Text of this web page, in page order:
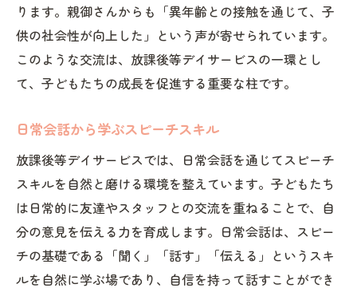
ります。親御さんからも「異年齢との接触を通じて、子
供の社会性が向上した」という声が寄せられています。
このような交流は、放課後等デイサービスの一環とし
て、子どもたちの成長を促進する重要な柱です。
日常会話から学ぶスピーチスキル
放課後等デイサービスでは、日常会話を通じてスピーチ
スキルを自然と磨ける環境を整えています。子どもたち
は日常的に友達やスタッフとの交流を重ねることで、自
分の意見を伝える力を育成します。日常会話は、スピー
チの基礎である「聞く」「話す」「伝える」というスキ
ルを自然に学ぶ場であり、自信を持って話すことができ